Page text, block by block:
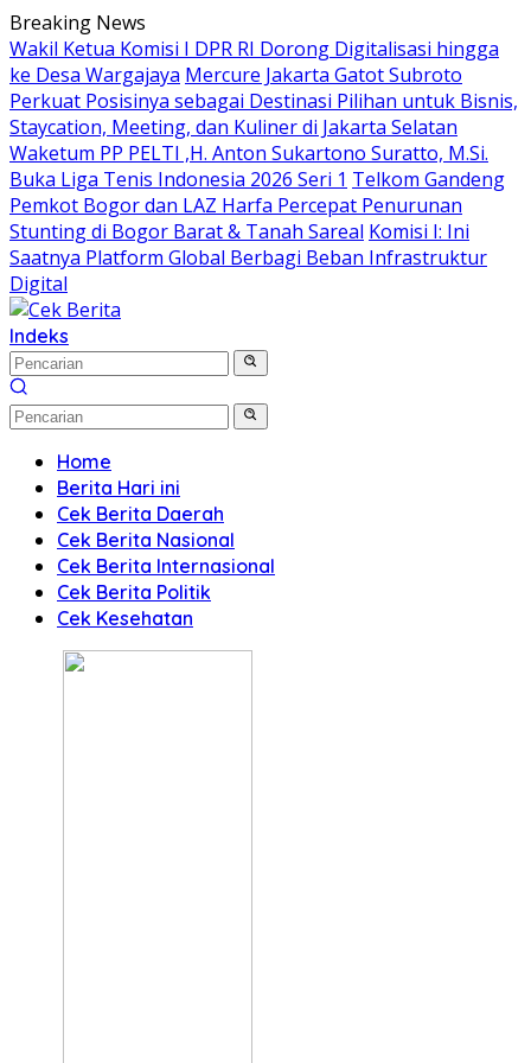
Langsung
ke
konten
Breaking News
Wakil Ketua Komisi I DPR RI Dorong Digitalisasi hingga
ke Desa Wargajaya Mercure Jakarta Gatot Subroto
Perkuat Posisinya sebagai Destinasi Pilihan untuk Bisnis,
Staycation, Meeting, dan Kuliner di Jakarta Selatan
Waketum PP PELTI ,H. Anton Sukartono Suratto, M.Si.
Buka Liga Tenis Indonesia 2026 Seri 1 Telkom Gandeng
Pemkot Bogor dan LAZ Harfa Percepat Penurunan
Stunting di Bogor Barat & Tanah Sareal Komisi I: Ini
Saatnya Platform Global Berbagi Beban Infrastruktur
Digital
Indeks
Home
Berita Hari ini
Cek Berita Daerah
Cek Berita Nasional
Cek Berita Internasional
Cek Berita Politik
Cek Kesehatan